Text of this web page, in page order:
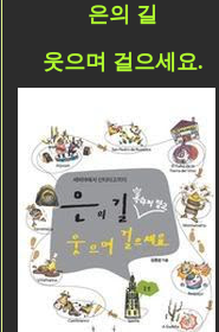
은의 길
웃으며 걸으세요.